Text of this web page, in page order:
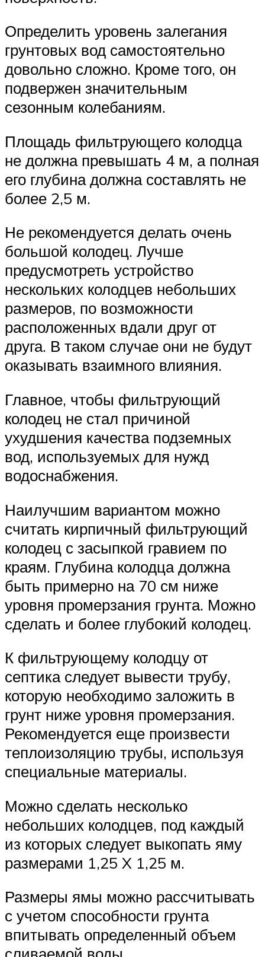
Определить уровень залегания
грунтовых вод самостоятельно
довольно сложно. Кроме того, он
подвержен значительным
сезонным колебаниям.
Площадь фильтрующего колодца
не должна превышать 4 м, а полная
его глубина должна составлять не
более 2,5 м.
Не рекомендуется делать очень
большой колодец. Лучше
предусмотреть устройство
нескольких колодцев небольших
размеров, по возможности
расположенных вдали друг от
друга. В таком случае они не будут
оказывать взаимного влияния.
Главное, чтобы фильтрующий
колодец не стал причиной
ухудшения качества подземных
вод, используемых для нужд
водоснабжения.
Наилучшим вариантом можно
считать кирпичный фильтрующий
колодец с засыпкой гравием по
краям. Глубина колодца должна
быть примерно на 70 см ниже
уровня промерзания грунта. Можно
сделать и более глубокий колодец.
К фильтрующему колодцу от
септика следует вывести трубу,
которую необходимо заложить в
грунт ниже уровня промерзания.
Рекомендуется еще произвести
теплоизоляцию трубы, используя
специальные материалы.
Можно сделать несколько
небольших колодцев, под каждый
из которых следует выкопать яму
размерами 1,25 X 1,25 м.
Размеры ямы можно рассчитывать
с учетом способности грунта
впитывать определенный объем